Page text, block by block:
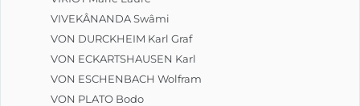
VIVEKÂNANDA Swâmi
VON DURCKHEIM Karl Graf
VON ECKARTSHAUSEN Karl
VON ESCHENBACH Wolfram
VON PLATO Bodo